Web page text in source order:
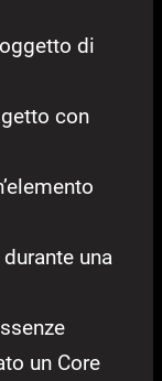
di
con
durante una
un Core